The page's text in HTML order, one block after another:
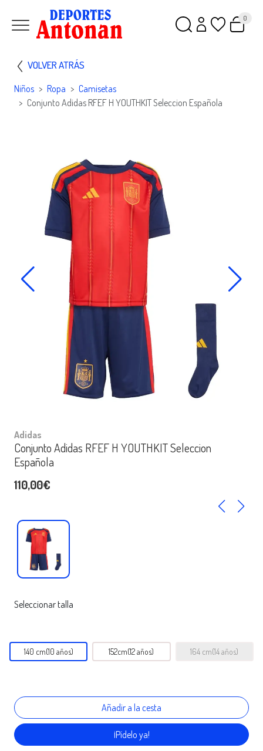
0
VOLVER ATRÁS
Niños Ropa
Camisetas
Conjunto Adidas RFEF H YOUTHKIT Seleccion Española
Adidas
Conjunto Adidas RFEF H YOUTHKIT Seleccion
Española
110,00€
Seleccionar talla
140 cm(10 años) 152cm(12 años) 164 cm(14 años)
¡Pídelo ya!